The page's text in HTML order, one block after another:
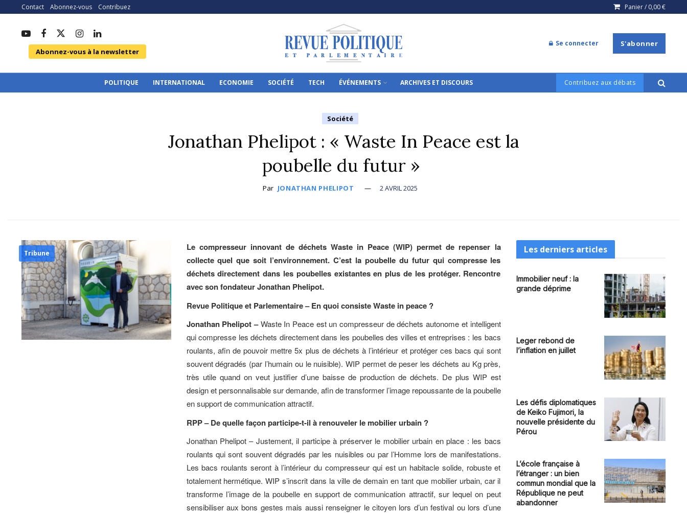
Contact Abonnez-vous Contribuez Panier / 0,00€
Abonnez-vous à la newsletter
Se connecter S'abonner
POLITIQUE INTERNATIONAL ECONOMIE SOCIÉTÉ TECH ÉVÉNEMENTS ARCHIVES ET DISCOURS Contribuez aux débats
Société
Jonathan Phelipot : « Waste In Peace est la
poubelle du futur »
Par JONATHAN PHELIPOT 2 AVRIL 2025
Tribune
Le compresseur innovant de déchets Waste in Peace (WIP) permet de repenser la
collecte quel que soit l’environnement. C’est la poubelle du futur qui compresse les
déchets directement dans les poubelles existantes en plus de les protéger. Rencontre
avec son fondateur Jonathan Phelipot.
Revue Politique et Parlementaire – En quoi consiste Waste in peace ?
Jonathan Phelipot –Waste In Peace est un compresseur de déchets autonome et intelligent
qui compresse les déchets directement dans les poubelles des villes et entreprises : les bacs
roulants, afin de pouvoir mettre 5x plus de déchets à l’intérieur et protéger ces bacs qui sont
souvent dégradés (par l’humain ou le nuisible). WIP permet de peser les déchets au Kg près,
très utile quand on veut justifier d’une baisse de production de déchets. De plus WIP est
design et personnalisable sur demande, afin de transformer l’image repoussante de la poubelle
en support de communication attractif.
RPP – De quelle façon participe-t-il à renouveler le mobilier urbain ?
Jonathan Phelipot – Justement, il participe à préserver le mobilier urbain en place : les bacs
roulants qui sont souvent dégradés par les nuisibles ou par l’Homme lors de manifestations.
Les bacs roulants seront à l’intérieur du compresseur qui est un habitacle solide, robuste et
totalement hermétique. WIP s’inscrit dans la ville de demain en tant que mobilier urbain, car il
transforme l’image de la poubelle en support de communication attractif, sur lequel on peut
sensibiliser aux bons gestes mais aussi renseigner le citoyen lors d’un festival ou lors d’une
Les derniers articles
Immobilier neuf : la
grande déprime
Leger rebond de
l’inflation en juillet
Les défis diplomatiques
de Keiko Fujimori, la
nouvelle présidente du
Pérou
L’école française à
l’étranger : un bien
commun mondial que la
République ne peut
abandonner